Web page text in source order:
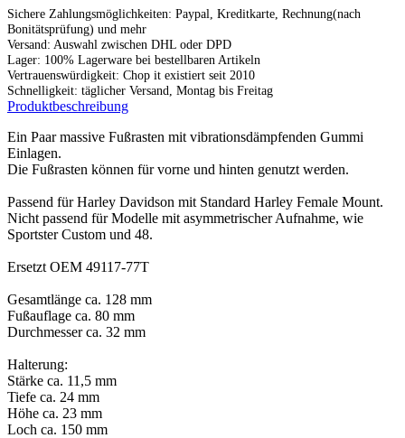
Sichere Zahlungsmöglichkeiten: Paypal, Kreditkarte, Rechnung(nach
Bonitätsprüfung) und mehr
Versand: Auswahl zwischen DHL oder DPD
Lager: 100% Lagerware bei bestellbaren Artikeln
Vertrauenswürdigkeit: Chop it existiert seit 2010
Schnelligkeit: täglicher Versand, Montag bis Freitag
Produktbeschreibung
Ein Paar massive Fußrasten mit vibrationsdämpfenden Gummi
Einlagen.
Die Fußrasten können für vorne und hinten genutzt werden.
Passend für Harley Davidson mit Standard Harley Female Mount.
Nicht passend für Modelle mit asymmetrischer Aufnahme, wie
Sportster Custom und 48.
Ersetzt OEM 49117-77T
Gesamtlänge ca. 128 mm
Fußauflage ca. 80 mm
Durchmesser ca. 32 mm
Halterung:
Stärke ca. 11,5 mm
Tiefe ca. 24 mm
Höhe ca. 23 mm
Loch ca. 150 mm